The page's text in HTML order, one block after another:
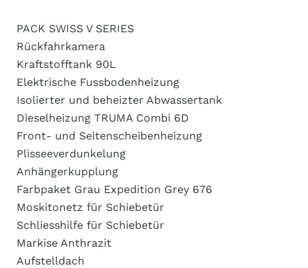
PACK SWISS V SERIES
Rückfahrkamera
Kraftstofftank 90L
Elektrische Fussbodenheizung
Isolierter und beheizter Abwassertank
Dieselheizung TRUMA Combi 6D
Front- und Seitenscheibenheizung
Plisseeverdunkelung
Anhängerkupplung
Farbpaket Grau Expedition Grey 676
Moskitonetz für Schiebetür
Schliesshilfe für Schiebetür
Markise Anthrazit
Aufstelldach